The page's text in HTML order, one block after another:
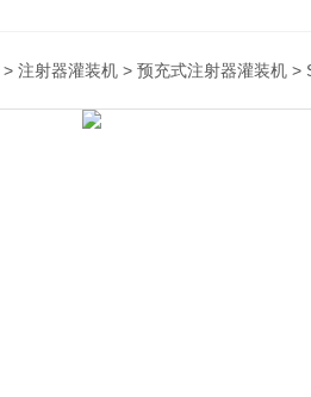
> 注射器灌装机 > 预充式注射器灌装机 >